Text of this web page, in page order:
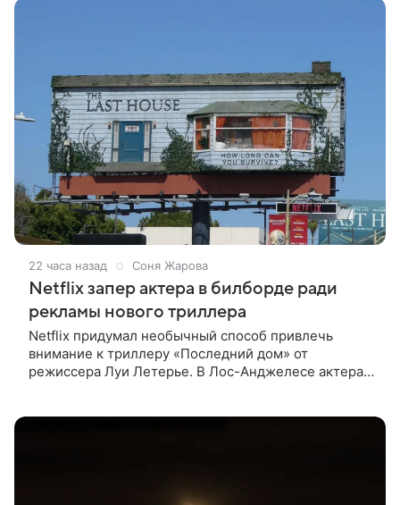
22 часа назад Соня Жарова
Netflix запер актера в билборде ради
рекламы нового триллера
Netflix придумал необычный способ привлечь
внимание к триллеру «Последний дом» от
режиссера Луи Летерье. В Лос-Анджелесе актера